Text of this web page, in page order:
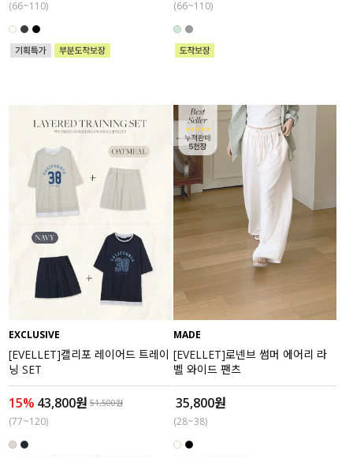
(66~110) (66~110)
EXCLUSIVE
[EVELLET]캘리포 레이어드 트레이
닝 SET
15% 43,800원 51,500원
(77~120)
MADE
[EVELLET]로넨브 썸머 에어리 라
벨 와이드 팬츠
35,800원
(28~38)